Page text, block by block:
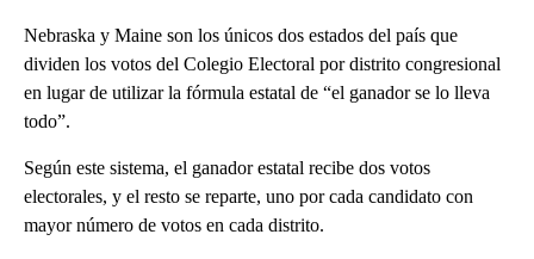
Nebraska y Maine son los únicos dos estados del país que
dividen los votos del Colegio Electoral por distrito congresional
en lugar de utilizar la fórmula estatal de “el ganador se lo lleva
todo”.
Según este sistema, el ganador estatal recibe dos votos
electorales, y el resto se reparte, uno por cada candidato con
mayor número de votos en cada distrito.